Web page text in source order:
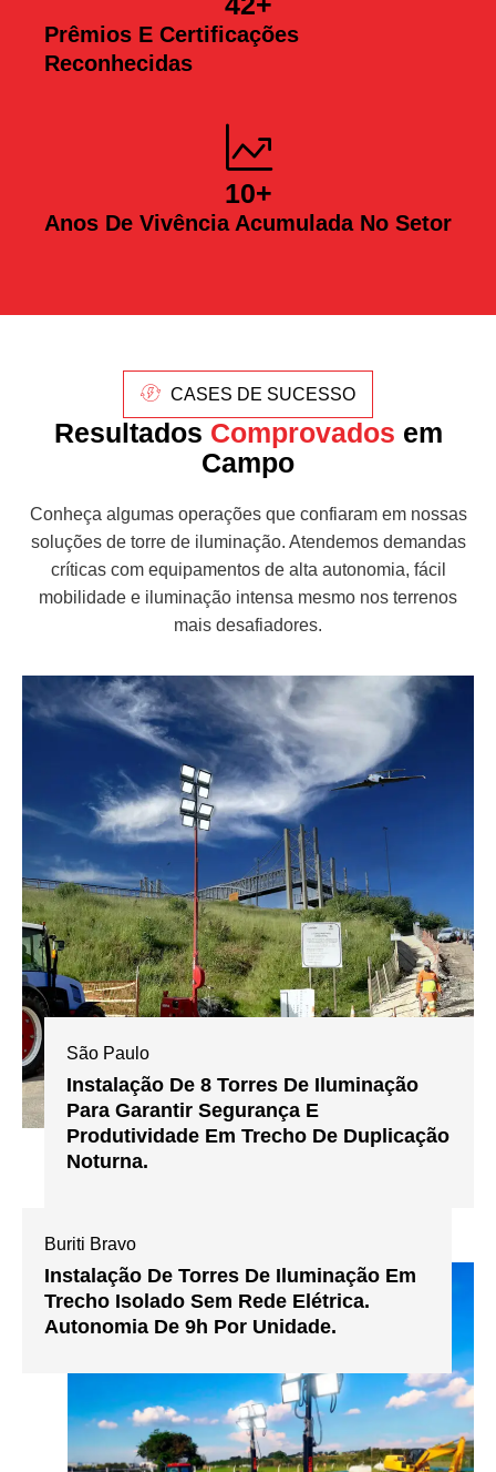
Prêmios E Certificações
Reconhecidas
Anos De Vivência Acumulada No Setor
10+
CASES DE SUCESSO
Resultados Comprovados em
Campo
Conheça algumas operações que confiaram em nossas
soluções de torre de iluminação. Atendemos demandas
críticas com equipamentos de alta autonomia, fácil
mobilidade e iluminação intensa mesmo nos terrenos
mais desafiadores.
São Paulo
Instalação De 8 Torres De Iluminação
Para Garantir Segurança E
Produtividade Em Trecho De Duplicação
Noturna.
Buriti Bravo
Instalação De Torres De Iluminação Em
Trecho Isolado Sem Rede Elétrica.
Autonomia De 9h Por Unidade.